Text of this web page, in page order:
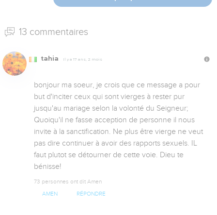
13 commentaires
tahia Il y a 17 ans, 2 mois
bonjour ma soeur, je crois que ce message a pour
but d'inciter ceux qui sont vierges à rester pur
jusqu'au mariage selon la volonté du Seigneur;
Quoiqu'il ne fasse acception de personne il nous
invite à la sanctification. Ne plus être vierge ne veut
pas dire continuer à avoir des rapports sexuels. IL
faut plutot se détourner de cette voie. Dieu te
bénisse!
73 personnes ont dit Amen
AMEN RÉPONDRE